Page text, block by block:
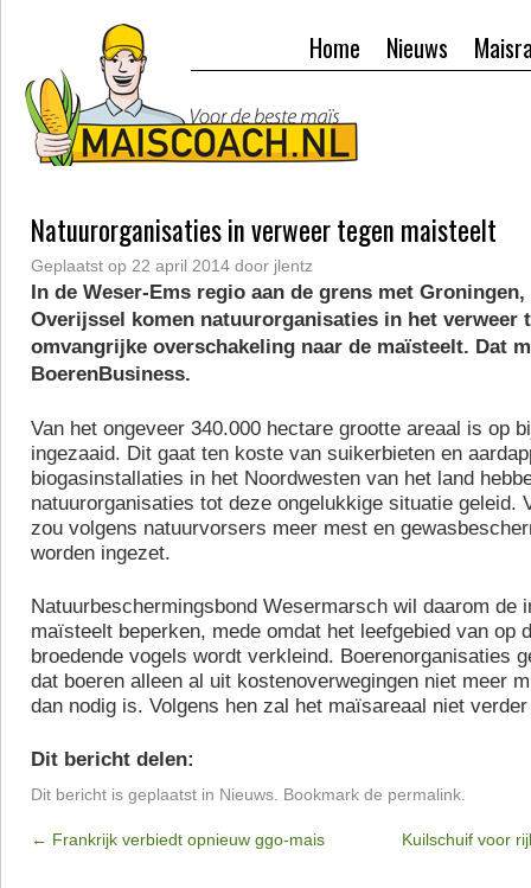
Nieuws
Home
Natuurorganisaties in verweer tegen maisteelt
Geplaatst op 22 april 2014 door jlentz
In de Weser-Ems regio aan de grens met Groningen,
Overijssel komen natuurorganisaties in het verweer
omvangrijke overschakeling naar de maïsteelt. Dat
BoerenBusiness.
Van het ongeveer 340.000 hectare grootte areaal is op
ingezaaid. Dit gaat ten koste van suikerbieten en
biogasinstallaties in het Noordwesten van het land
natuurorganisaties tot deze ongelukkige situatie geleid.
zou volgens natuurvorsers meer mest en
worden ingezet.
Natuurbeschermingsbond Wesermarsch wil daarom de
maïsteelt beperken, mede omdat het leefgebied van op
broedende vogels wordt verkleind. Boerenorganisaties
dat boeren alleen al uit kostenoverwegingen niet meer
dan nodig is. Volgens hen zal het maïsareaal niet
Dit bericht delen:
Dit bericht is geplaatst in Nieuws . Bookmark de permalink
← Frankrijk verbiedt opnieuw ggo-mais Kuilschuif voor